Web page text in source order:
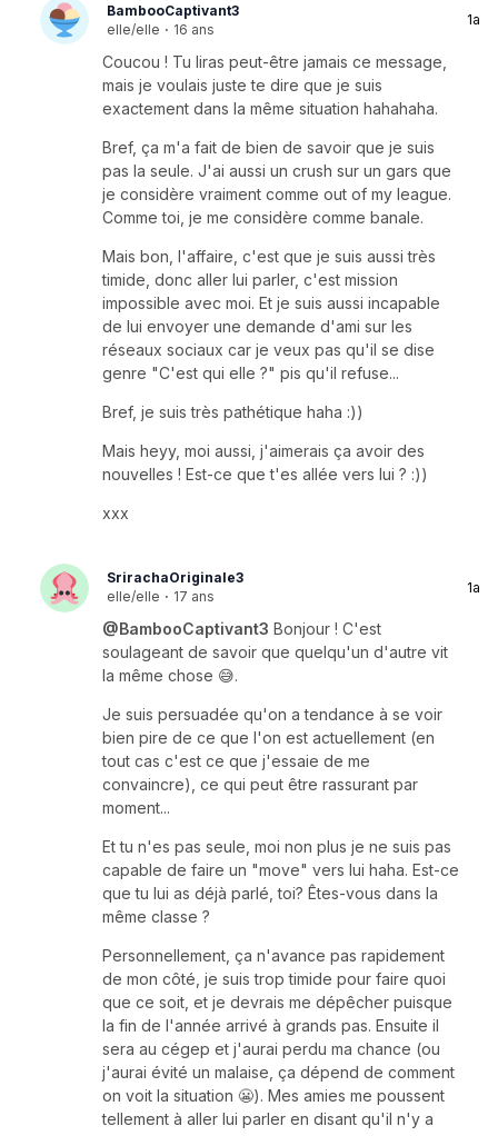
BambooCaptivant3
elle/elle · 16 ans
1a
Coucou ! Tu liras peut-être jamais ce message,
mais je voulais juste te dire que je suis
exactement dans la même situation hahahaha.
Bref, ça m'a fait de bien de savoir que je suis
pas la seule. J'ai aussi un crush sur un gars que
je considère vraiment comme out of my league.
Comme toi, je me considère comme banale.
Mais bon, l'affaire, c'est que je suis aussi très
timide, donc aller lui parler, c'est mission
impossible avec moi. Et je suis aussi incapable
de lui envoyer une demande d'ami sur les
réseaux sociaux car je veux pas qu'il se dise
genre "C'est qui elle ?" pis qu'il refuse...
Bref, je suis très pathétique haha :))
Mais heyy, moi aussi, j'aimerais ça avoir des
nouvelles ! Est-ce que t'es allée vers lui ? :))
xxx
SrirachaOriginale3
elle/elle · 17 ans
1a
@BambooCaptivant3 Bonjour ! C'est
soulageant de savoir que quelqu'un d'autre vit
la même chose 😅.
Je suis persuadée qu'on a tendance à se voir
bien pire de ce que l'on est actuellement (en
tout cas c'est ce que j'essaie de me
convaincre), ce qui peut être rassurant par
moment...
Et tu n'es pas seule, moi non plus je ne suis pas
capable de faire un "move" vers lui haha. Est-ce
que tu lui as déjà parlé, toi? Êtes-vous dans la
même classe ?
Personnellement, ça n'avance pas rapidement
de mon côté, je suis trop timide pour faire quoi
que ce soit, et je devrais me dépêcher puisque
la fin de l'année arrivé à grands pas. Ensuite il
sera au cégep et j'aurai perdu ma chance (ou
j'aurai évité un malaise, ça dépend de comment
on voit la situation 😬). Mes amies me poussent
tellement à aller lui parler en disant qu'il n'y a